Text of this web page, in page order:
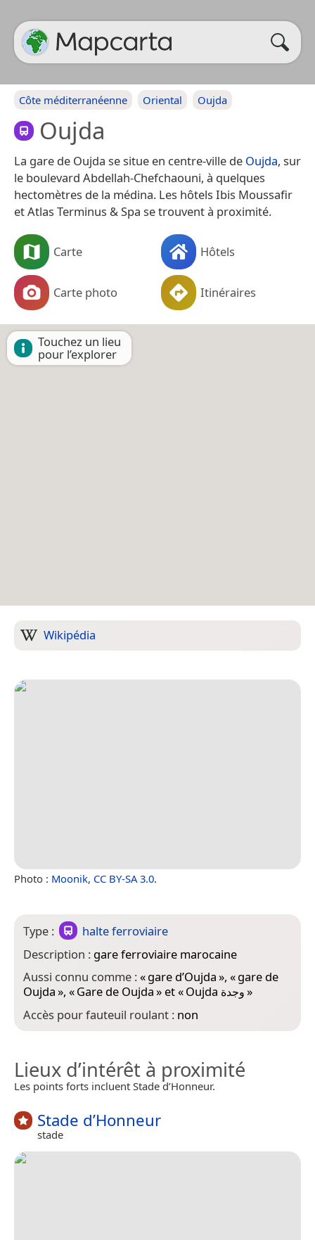
Côte méditerranéenne Oriental Oujda
Oujda
La gare de Oujda se situe en centre-ville de Oujda, sur
le boulevard Abdellah-Chefchaouni, à quelques
hectomètres de la médina. Les hôtels Ibis Moussafir
et Atlas Terminus & Spa se trouvent à proximité.
Carte Hôtels
Carte photo Itinéraires
Touchez un lieu
pour l’explorer
Wikipédia
Photo : Moonik, CC BY-SA 3.0.
Type :
halte ferroviaire
Description : gare ferroviaire marocaine
Aussi connu comme :«gare d’Oujda», «gare de
Oujda», «Gare de Oujda» et « Oujda وجدة»
Accès pour fauteuil roulant : non
Lieux d’intérêt à proximité
Les points forts incluent Stade d’Honneur.
Stade d’Honneur
stade